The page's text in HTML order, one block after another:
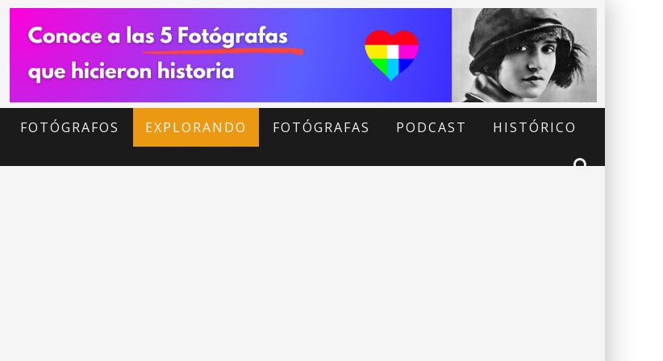
FOTÓGRAFOS EXPLORANDO FOTÓGRAFAS PODCAST HISTÓRICO